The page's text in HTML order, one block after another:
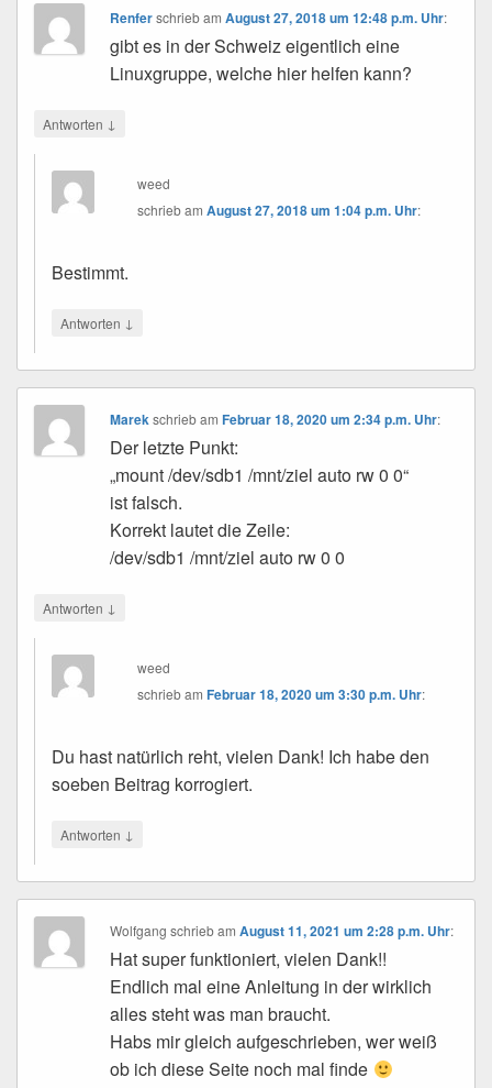
Renfer schriebamAugust 27, 2018 um 12:48 p.m. Uhr:
gibt es in der Schweiz eigentlich eine
Linuxgruppe, welche hier helfen kann?
Antworten ↓
weed
schriebamAugust 27, 2018 um 1:04 p.m. Uhr:
Bestimmt.
Antworten ↓
Marek schriebamFebruar 18, 2020 um 2:34 p.m. Uhr:
Der letzte Punkt:
„mount /dev/sdb1 /mnt/ziel auto rw 0 0“
ist falsch.
Korrekt lautet die Zeile:
/dev/sdb1 /mnt/ziel auto rw 0 0
Antworten ↓
weed
schriebamFebruar 18, 2020 um 3:30 p.m. Uhr:
Du hast natürlich reht, vielen Dank! Ich habe den
soeben Beitrag korrogiert.
Antworten ↓
Wolfgang schriebamAugust 11, 2021 um 2:28 p.m. Uhr:
Hat super funktioniert, vielen Dank!!
Endlich mal eine Anleitung in der wirklich
alles steht was man braucht.
Habs mir gleich aufgeschrieben, wer weiß
ob ich diese Seite noch mal finde